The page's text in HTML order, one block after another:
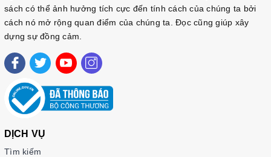
sách có thể ảnh hưởng tích cực đến tính cách của chúng ta bởi
cách nó mở rộng quan điểm của chúng ta. Đọc cũng giúp xây
dựng sự đồng cảm.
DỊCH VỤ
Tìm kiếm